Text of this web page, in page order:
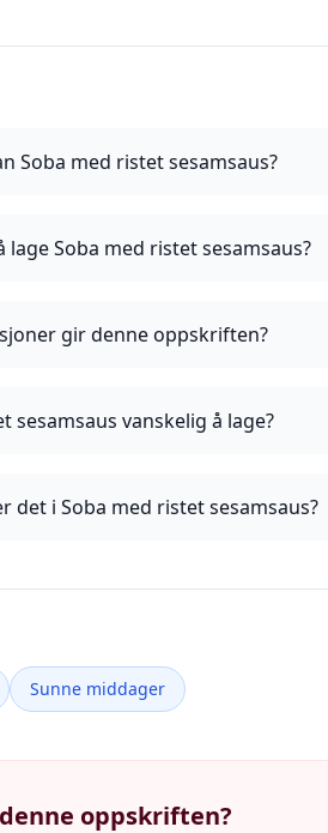
Soba med ristet sesamsaus?
Soba med ristet sesamsaus?
gir denne oppskriften?
sesamsaus vanskelig å lage?
det i Soba med ristet sesamsaus?
Sunne middager
oppskriften?